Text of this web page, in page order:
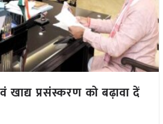
खाद्य प्रसंस्करण को बढ़ावा दें